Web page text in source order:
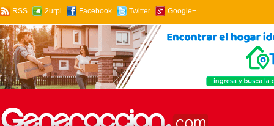
RSS 2urpi Facebook Twitter Google+